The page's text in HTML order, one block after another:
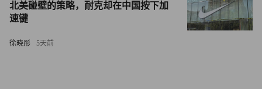
北美碰壁的策略，耐克却在中国按下加
速键
徐晓彤 5天前